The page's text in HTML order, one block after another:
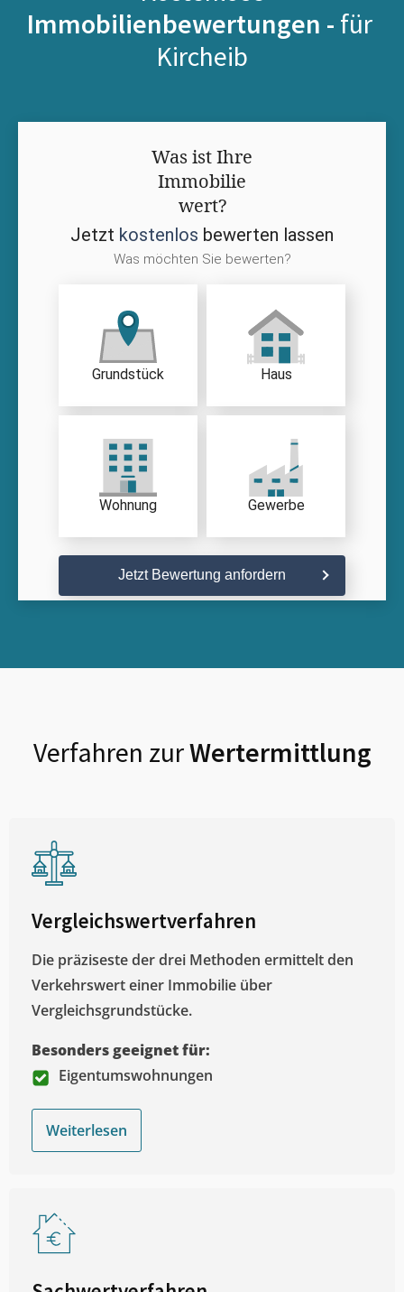
Immobilienbewertungen - für
Kircheib
Was ist Ihre
Immobilie
wert?
Jetzt kostenlos bewerten lassen
Was möchten Sie bewerten?
Grundstück Haus
Wohnung Gewerbe
Jetzt Bewertung anfordern
Verfahren zurWertermittlung
Vergleichswertverfahren
Die präziseste der drei Methoden ermittelt den
Verkehrswert einer Immobilie über
Vergleichsgrundstücke.
Besonders geeignet für:
Eigentumswohnungen
Weiterlesen